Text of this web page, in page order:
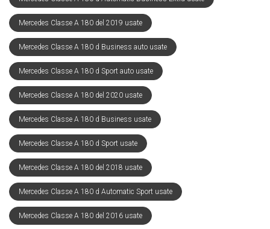
Mercedes Classe A 180 del 2019 usate
Mercedes Classe A 180 d Business auto usate
Mercedes Classe A 180 d Sport auto usate
Mercedes Classe A 180 del 2020 usate
Mercedes Classe A 180 d Business usate
Mercedes Classe A 180 d Sport usate
Mercedes Classe A 180 del 2018 usate
Mercedes Classe A 180 d Automatic Sport usate
Mercedes Classe A 180 del 2016 usate